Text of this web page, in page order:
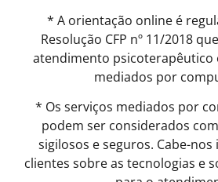
* A orientação online é
Resolução CFP nº 11/2018
atendimento psicoterapêutico
mediados por
* Os serviços mediados por
podem ser considerados
sigilosos e seguros. Cabe-
clientes sobre as tecnologias e